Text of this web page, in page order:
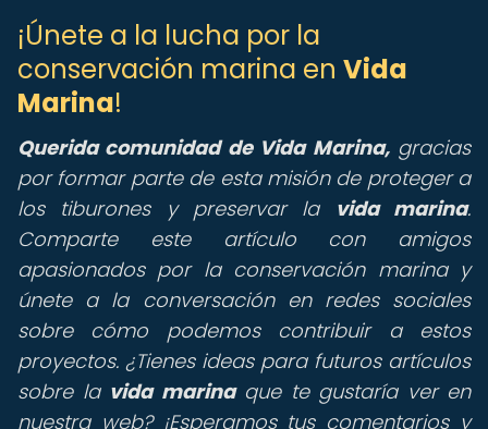
¡Únete a la lucha por la
conservación marina en Vida
Marina!
Querida comunidad de Vida Marina,gracias
por formar parte de esta misión de proteger a
los tiburones y preservar la vida marina.
Comparte este artículo con amigos
apasionados por la conservación marina y
únete a la conversación en redes sociales
sobre cómo podemos contribuir a estos
proyectos. ¿Tienes ideas para futuros artículos
sobre la vida marinaque te gustaría ver en
nuestra web? ¡Esperamos tus comentarios y